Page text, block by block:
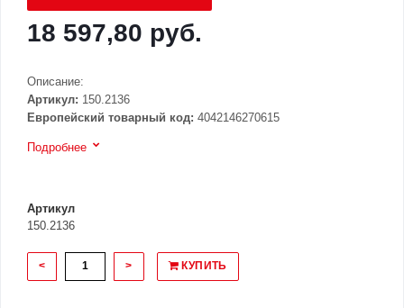
18 597,80 руб.
Описание:
Артикул: 150.2136
Европейский товарный код: 4042146270615
Подробнее
Артикул
150.2136
< > КУПИТЬ